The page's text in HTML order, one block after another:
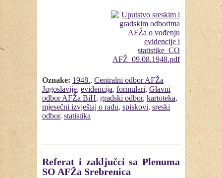
Oznake: 1948., Centralni odbor AFŽa
Jugoslavije, evidencija, formulari, Glavni
odbor AFŽa BiH, gradski odbor, kartoteka,
mjesečni izvještaj o radu, spiskovi, sreski
odbor, statistika
Referat i zaključci sa Plenuma
SO AFŽa Srebrenica